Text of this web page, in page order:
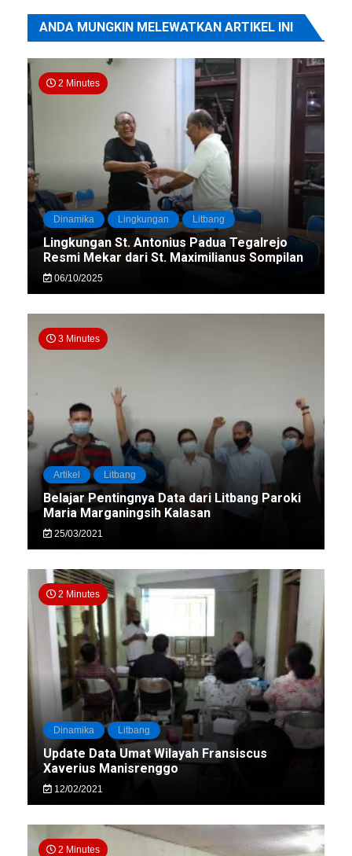
ANDA MUNGKIN MELEWATKAN ARTIKEL INI
2 Minutes
Dinamika Lingkungan Litbang
Lingkungan St. Antonius Padua Tegalrejo
Resmi Mekar dari St. Maximilianus Sompilan
06/10/2025
3 Minutes
Artikel Litbang
Belajar Pentingnya Data dari Litbang Paroki
Maria Marganingsih Kalasan
25/03/2021
2 Minutes
Dinamika Litbang
Update Data Umat Wilayah Fransiscus
Xaverius Manisrenggo
12/02/2021
2 Minutes